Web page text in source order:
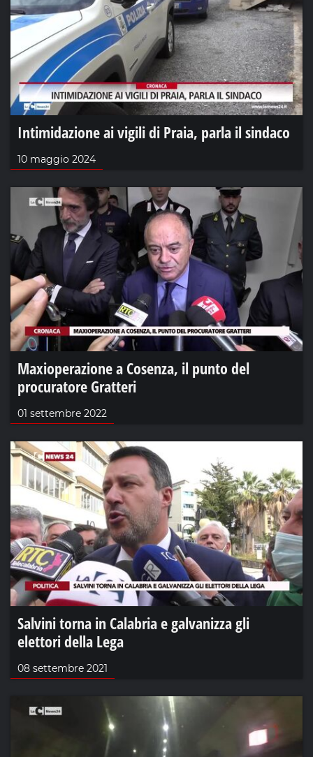
Intimidazione ai vigili di Praia, parla il sindaco
10 maggio 2024
Maxioperazione a Cosenza, il punto del
procuratore Gratteri
01 settembre 2022
Salvini torna in Calabria e galvanizza gli
elettori della Lega
08 settembre 2021